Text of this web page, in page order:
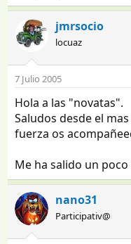
jmrsocio
locuaz
7 Julio 2005
Hola a las "novatas".
Saludos desde el
fuerza os
Me ha salido un
nano31
Participativ@